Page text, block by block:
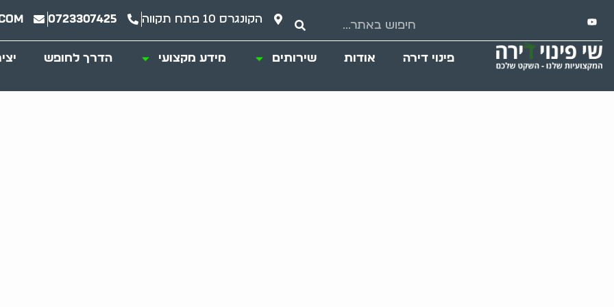
הקונגרס 10 פתח תקווה 0723307425
פינוי דירה אודות שירותים מידע מקצועי הדרך לחופש